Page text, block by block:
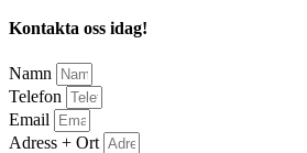
Kontakta oss idag!
Namn
Telefon
Email
Adress + Ort